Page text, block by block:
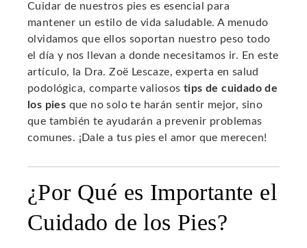
Cuidar de nuestros pies es esencial para
mantener un estilo de vida saludable. A menudo
olvidamos que ellos soportan nuestro peso todo
el día y nos llevan a donde necesitamos ir. En este
artículo, la Dra. Zoë Lescaze, experta en salud
podológica, comparte valiosos tips de cuidado de
los pies que no solo te harán sentir mejor, sino
que también te ayudarán a prevenir problemas
comunes. ¡Dale a tus pies el amor que merecen!
¿Por Qué es Importante el
Cuidado de los Pies?